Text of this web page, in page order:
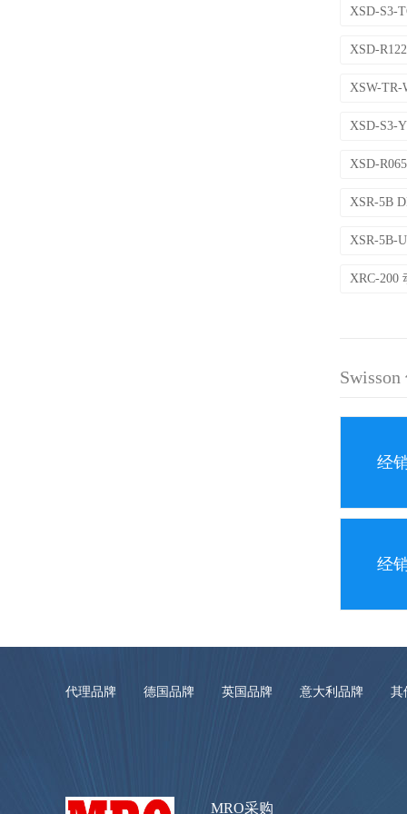
XSD-S3-
XSD-
XSW-TR-
XSD-S3-
XSD-
XSR-5B
XSR-5B-
XRC-200
Swisson
经
经
代理品牌 德国品牌 英国品牌 意大利品牌 其
MRO采购